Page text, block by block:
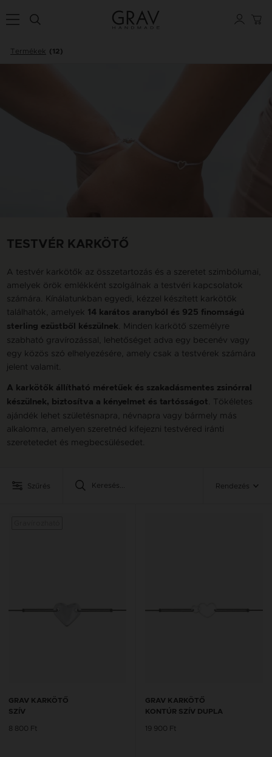
Termékek (12)
TESTVÉR KARKÖTŐ
A testvér karkötők az összetartozás és a szeretet szimbólumai,
amelyek örök emlékként szolgálnak a testvéri kapcsolatok
számára. Kínálatunkban egyedi, kézzel készített karkötők
találhatók, amelyek 14 karátos aranyból és 925 finomságú
sterling ezüstből készülnek. Minden karkötő személyre
szabható gravírozással, lehetőséget adva egy becenév vagy
egy közös szó elhelyezésére, amely csak a testvérek számára
jelent valamit.
A karkötők állítható méretűek és szakadásmentes zsinórral
készülnek, biztosítva a kényelmet és tartósságot. Tökéletes
ajándék lehet születésnapra, névnapra vagy bármely más
alkalomra, amelyen szeretnéd kifejezni testvéred iránti
szeretetedet és megbecsülésedet.
Szűrés Rendezés
GRAV KARKÖTŐ
SZÍV
8 800 Ft
GRAV KARKÖTŐ
KONTÚR SZÍV DUPLA
19 900 Ft